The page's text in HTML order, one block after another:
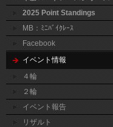
2025 Point Standings
MB：ﾐﾆﾊﾞｲｸﾚｰｽ
Facebook
イベント情報
４輪
２輪
イベント報告
リザルト